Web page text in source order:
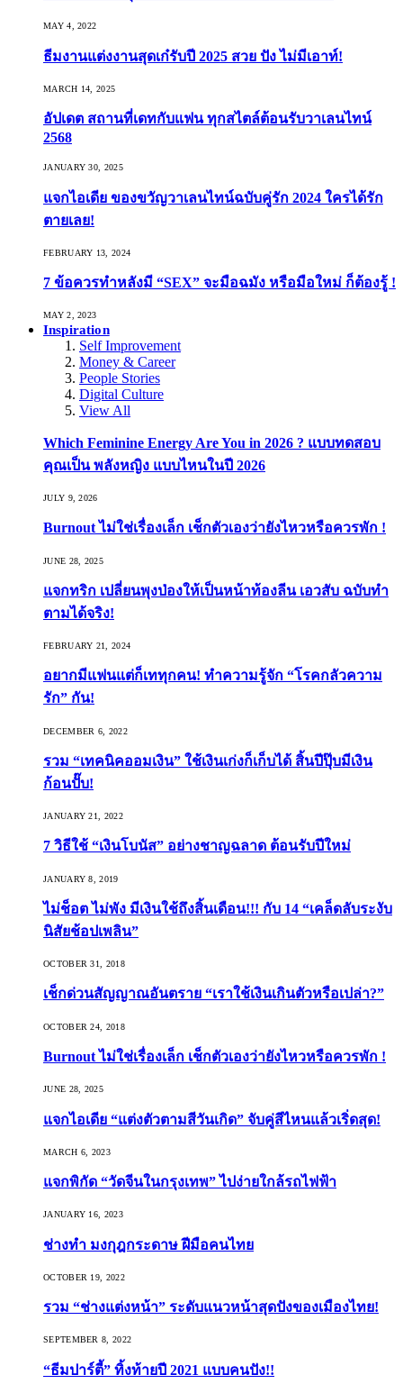
MAY 4, 2022
ธีมงานแต่งงานสุดเก๋รับปี 2025 สวย ปัง ไม่มีเอาท์!
MARCH 14, 2025
อัปเดต สถานที่เดทกับแฟน ทุกสไตล์ต้อนรับวาเลนไทน์
2568
JANUARY 30, 2025
แจกไอเดีย ของขวัญวาเลนไทน์ฉบับคู่รัก 2024 ใครได้รัก
ตายเลย!
FEBRUARY 13, 2024
7 ข้อควรทำหลังมี “SEX” จะมือฉมัง หรือมือใหม่ ก็ต้องรู้ !
MAY 2, 2023
Inspiration
Self Improvement
Money & Career
People Stories
Digital Culture
View All
Which Feminine Energy Are You in 2026 ? แบบทดสอบ
คุณเป็น พลังหญิง แบบไหนในปี 2026
JULY 9, 2026
Burnout ไม่ใช่เรื่องเล็ก เช็กตัวเองว่ายังไหวหรือควรพัก !
JUNE 28, 2025
แจกทริก เปลี่ยนพุงป่องให้เป็นหน้าท้องลีน เอวสับ ฉบับทำ
ตามได้จริง!
FEBRUARY 21, 2024
อยากมีแฟนแต่ก็เททุกคน! ทำความรู้จัก “โรคกลัวความ
รัก” กัน!
DECEMBER 6, 2022
รวม “เทคนิคออมเงิน” ใช้เงินเก่งก็เก็บได้ สิ้นปีปุ๊บมีเงิน
ก้อนปั๊บ!
JANUARY 21, 2022
7 วิธีใช้ “เงินโบนัส” อย่างชาญฉลาด ต้อนรับปีใหม่
JANUARY 8, 2019
ไม่ช็อต ไม่พัง มีเงินใช้ถึงสิ้นเดือน!!! กับ 14 “เคล็ดลับระงับ
นิสัยช้อปเพลิน”
OCTOBER 31, 2018
เช็กด่วนสัญญาณอันตราย “เราใช้เงินเกินตัวหรือเปล่า?”
OCTOBER 24, 2018
Burnout ไม่ใช่เรื่องเล็ก เช็กตัวเองว่ายังไหวหรือควรพัก !
JUNE 28, 2025
แจกไอเดีย “แต่งตัวตามสีวันเกิด” จับคู่สีไหนแล้วเริ่ดสุด!
MARCH 6, 2023
แจกพิกัด “วัดจีนในกรุงเทพ” ไปง่ายใกล้รถไฟฟ้า
JANUARY 16, 2023
ช่างทำ มงกุฎกระดาษ ฝีมือคนไทย
OCTOBER 19, 2022
รวม “ช่างแต่งหน้า” ระดับแนวหน้าสุดปังของเมืองไทย!
SEPTEMBER 8, 2022
“ธีมปาร์ตี้” ทิ้งท้ายปี 2021 แบบคนปัง!!